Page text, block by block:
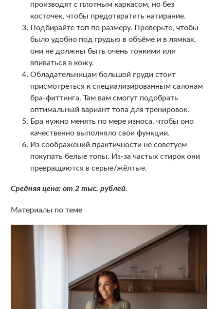
производят с плотным каркасом, но без
косточек, чтобы предотвратить натирание.
Подбирайте топ по размеру. Проверьте, чтобы
было удобно под грудью в объёме и в лямках,
они не должны быть очень тонкими или
впиваться в кожу.
Обладательницам большой груди стоит
присмотреться к специализированным салонам
бра-фиттинга. Там вам смогут подобрать
оптимальный вариант топа для тренировок.
Бра нужно менять по мере износа, чтобы оно
качественно выполняло свои функции.
Из соображений практичности не советуем
покупать белые топы. Из-за частых стирок они
превращаются в серые/жёлтые.
Средняя цена: от 2 тыс. рублей.
Материалы по теме